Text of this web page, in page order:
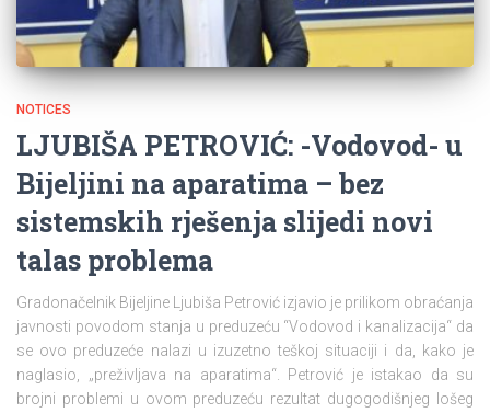
NOTICES
LJUBIŠA PETROVIĆ: -Vodovod- u
Bijeljini na aparatima – bez
sistemskih rješenja slijedi novi
talas problema
Gradonačelnik Bijeljine Ljubiša Petrović izjavio je prilikom obraćanja
javnosti povodom stanja u preduzeću “Vodovod i kanalizacija“ da
se ovo preduzeće nalazi u izuzetno teškoj situaciji i da, kako je
naglasio, „preživljava na aparatima“. Petrović je istakao da su
brojni problemi u ovom preduzeću rezultat dugogodišnjeg lošeg